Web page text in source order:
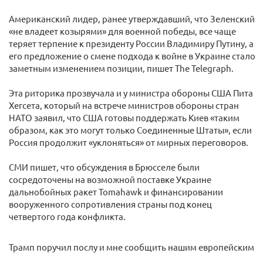
Американский лидер, ранее утверждавший, что Зеленский
«не владеет козырями» для военной победы, все чаще
теряет терпение к президенту России Владимиру Путину, а
его предложение о смене подхода к войне в Украине стало
заметным изменением позиции, пишет The Telegraph.
Эта риторика прозвучала и у министра обороны США Пита
Хегсета, который на встрече министров обороны стран
НАТО заявил, что США готовы поддержать Киев «таким
образом, как это могут только Соединенные Штаты», если
Россия продолжит «уклоняться» от мирных переговоров.
СМИ пишет, что обсуждения в Брюсселе были
сосредоточены на возможной поставке Украине
дальнобойных ракет Tomahawk и финансировании
вооруженного сопротивления страны под конец
четвертого года конфликта.
Трамп поручил послу и мне сообщить нашим европейским